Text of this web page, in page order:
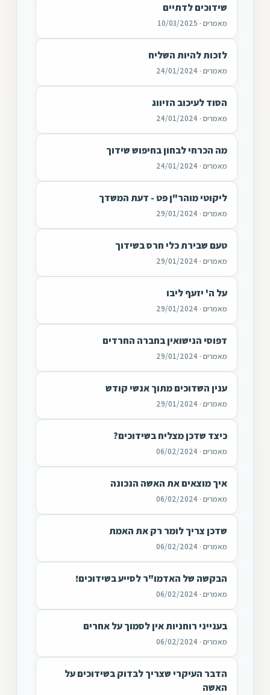
שידוכים לדתיים
מאמרים · 10/03/2025
לזכות להיות השליח
מאמרים · 24/01/2024
הסוד לעיכוב הזיווג
מאמרים · 24/01/2024
מה הכרחי לבחון בחיפוש שידוך
מאמרים · 24/01/2024
ליקוטי מוהר"ן פט - דעת המשדך
מאמרים · 29/01/2024
טעם שבירת כלי חרס בשידוך
מאמרים · 29/01/2024
על ה' יזעף ליבו
מאמרים · 29/01/2024
דפוסי הנישואין בחברה החרדים
מאמרים · 29/01/2024
ענין השדוכים מתוך אנשי קודש
מאמרים · 29/01/2024
כיצד שדכן מצליח בשידוכים?
מאמרים · 06/02/2024
איך מוצאים את האשה הנכונה
מאמרים · 06/02/2024
שדכן צריך לומר רק את האמת
מאמרים · 06/02/2024
הבקשה של האדמו"ר לסייע בשידוכים!
מאמרים · 06/02/2024
בענייני רוחניות אין לסמוך על אחרים
מאמרים · 06/02/2024
הדבר העיקרי שצריך לבדוק בשידוכים על
האשה